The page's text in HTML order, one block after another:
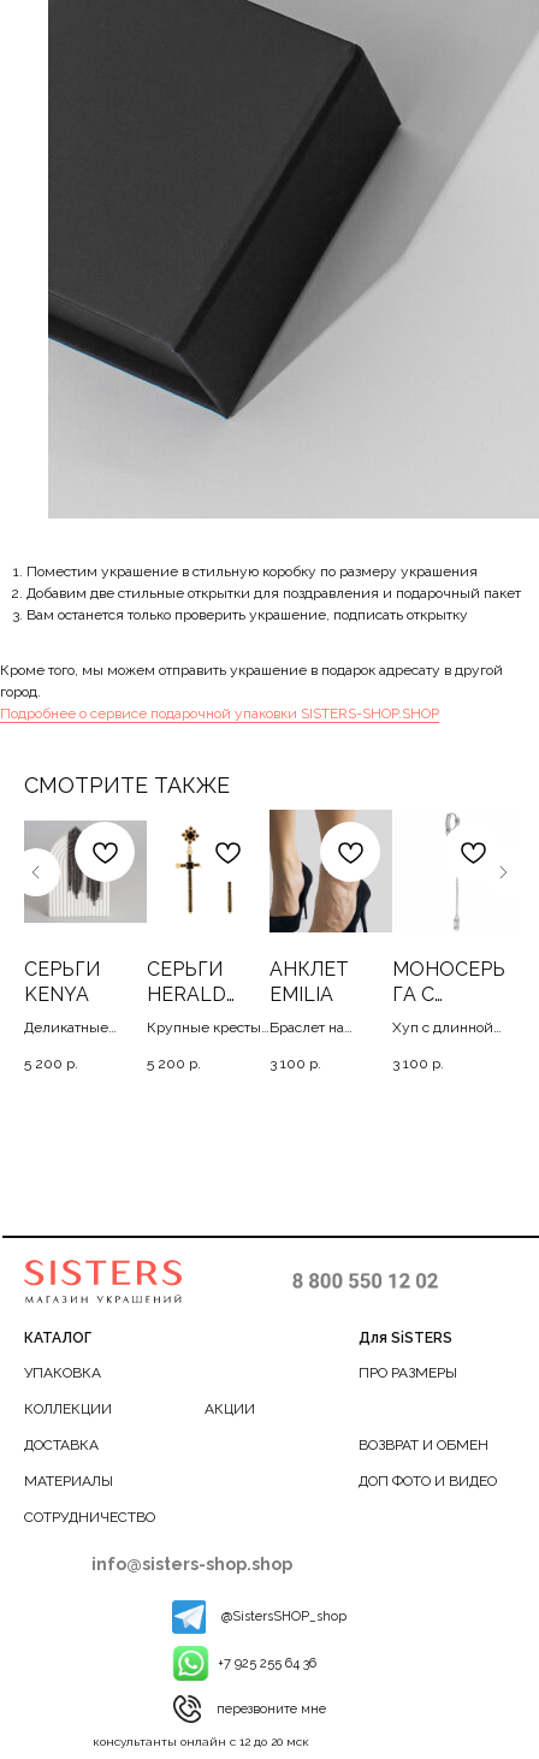
Поместим украшение в стильную коробку по размеру украшения
Добавим две стильные открытки для поздравления и подарочный пакет
Вам останется только проверить украшение, подписать открытку
Кроме того, мы можем отправить украшение в подарок адресату в другой
город.
Подробнее о сервисе подарочной упаковки SISTERS-SHOP.SHOP
СМОТРИТЕ ТАКЖЕ
СЕРЬГИ
KENYA
Деликатные
9
5 200 р.
СЕРЬГИ
HERALD
(BLACK)
Крупные кресты
камней, 9
5 200 р.
АНКЛЕТ
EMILIA
Браслет на
восточным
3 100 р.
МОНОСЕРЬ
ГА С
ПРОЗРАЧНЫ
КРИСТАЛЛО
Хуп с длинной
кристаллом, 7
3 100 р.
КАТАЛОГ Для SiSTERS
info@sisters-shop.shop
УПАКОВКА
ДОСТАВКА
КОЛЛЕКЦИИ
ПРО РАЗМЕРЫ
АКЦИИ
ВОЗВРАТ И ОБМЕН
ДОП ФОТО И ВИДЕО
консультанты онлайн с 12 до 20 мск
@SistersSHOP_shop
+7 925 255 64 36
перезвоните мне
МАТЕРИАЛЫ
СОТРУДНИЧЕСТВО